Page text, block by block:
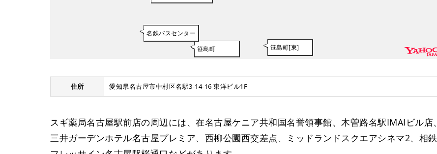
笹島町[東]
笹島町
名鉄バスセンター
住所 愛知県名古屋市中村区名駅3-14-16 東洋ビル1F
スギ薬局名古屋駅前店の周辺には、在名古屋ケニア共和国名誉領事館、木曽路名駅IMAIビル店、
三井ガーデンホテル名古屋プレミア、西柳公園西交差点、ミッドランドスクエアシネマ2、相鉄